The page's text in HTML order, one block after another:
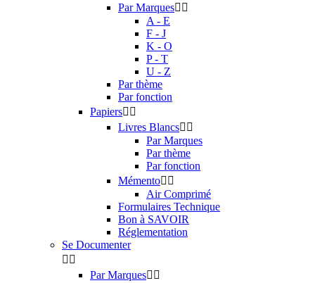
Par Marques 
A - E
F - J
K - O
P - T
U - Z
Par thème
Par fonction
Papiers 
Livres Blancs 
Par Marques
Par thème
Par fonction
Mémento 
Air Comprimé
Formulaires Technique
Bon à SAVOIR
Réglementation
Se Documenter
 
Par Marques 